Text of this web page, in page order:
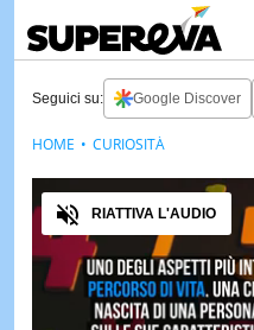
Seguici su: Google Discover
Audio
RIATTIVA L'AUDIO
HOME CURIOSITÀ